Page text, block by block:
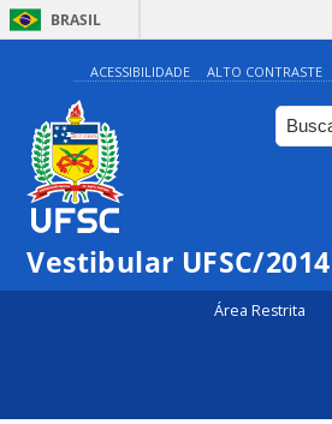
BRASIL
ACESSIBILIDADE ALTO CONTRASTE
Vestibular UFSC/2014
Área Restrita